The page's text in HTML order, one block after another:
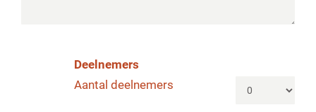
Deelnemers
Aantal deelnemers